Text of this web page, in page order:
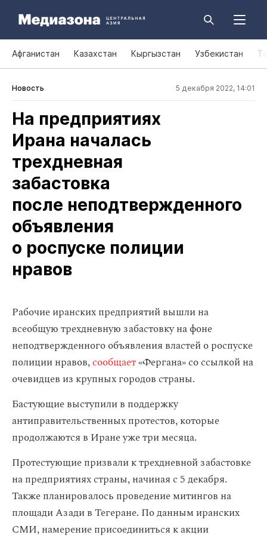
Афганистан Казахстан Кыргызстан Узбекистан
Новость 5 декабря 2022, 14:01
На предприятиях
Ирана началась
трехдневная
забастовка
после неподтвержденного
объявления
о роспуске полиции
нравов
Рабочие иранских предприятий вышли на
всеобщую трехдневную забастовку на фоне
неподтвержденного объявления властей о роспуске
полиции нравов,сообщает«Фергана» со ссылкой на
очевидцев из крупных городов страны.
Бастующие выступили в поддержку
антиправительственных протестов, которые
продолжаются в Иране уже три месяца.
Протестующие призвали к трехдневной забастовке
на предприятиях страны, начиная с 5 декабря.
Также планировалось проведение митингов на
площади Азади в Тегеране. По данным иранских
СМИ, намерение присоединиться к акции